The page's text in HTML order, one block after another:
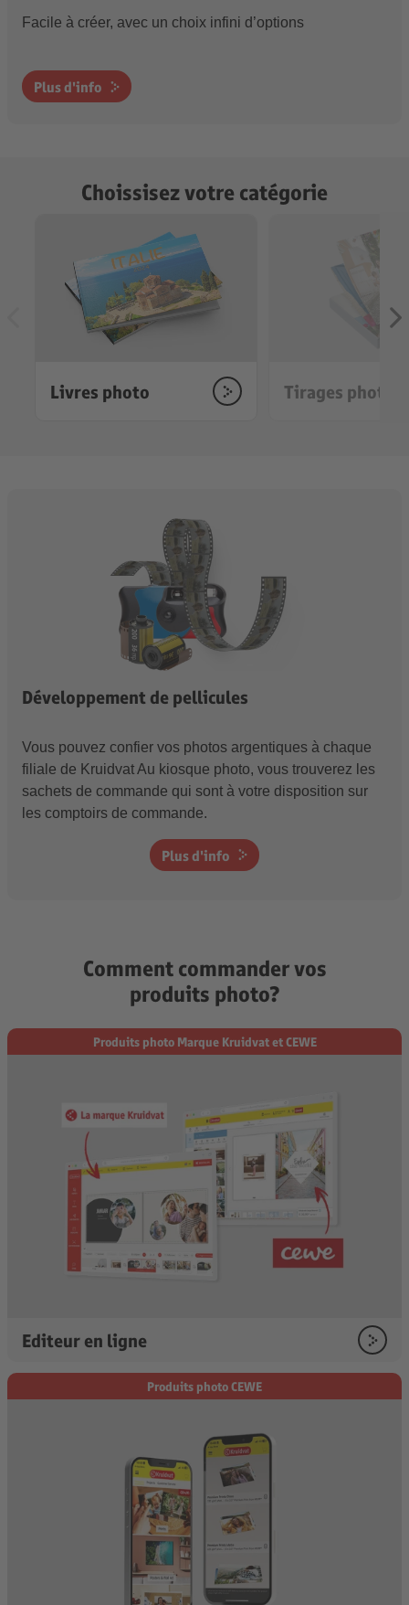
Facile à créer, avec un choix infini d’options
Plus d'info
Choissisez votre catégorie
Livres photo Tirages photo
Développement de pellicules
Vous pouvez confier vos photos argentiques à chaque
filiale de Kruidvat Au kiosque photo, vous trouverez les
sachets de commande qui sont à votre disposition sur
les comptoirs de commande.
Plus d'info
Comment commander vos
produits photo?
Produits photo Marque Kruidvat et CEWE
Editeur en ligne
Produits photo CEWE